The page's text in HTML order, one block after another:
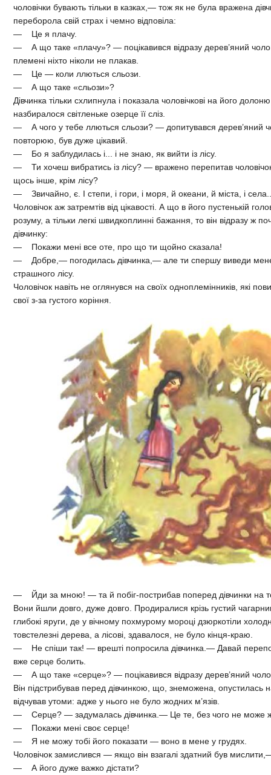
чоловічки бувають тільки в казках,— тож як не була вражена
переборола свій страх і чемно відповіла:
— Це я плачу.
— А що таке «плачу»? — поцікавився відразу дерев’яний
племені ніхто ніколи не плакав.
— Це — коли ллються сльози.
— А що таке «сльози»?
Дівчинка тільки схлипнула і показала чоловічкові на його
назбиралося світленьке озерце її сліз.
— А чого у тебе ллються сльози? — допитувався дерев’яний
повторюю, був дуже цікавий.
— Бо я заблудилась і... і не знаю, як вийти із лісу.
— Ти хочеш вибратись із лісу? — вражено перепитав
щось інше, крім лісу?
— Звичайно, є. І степи, і гори, і моря, й океани, й міста, і
Чоловічок аж затремтів від цікавості. А що в його пустенькій
розуму, а тільки легкі швидкоплинні бажання, то він відразу ж
дівчинку:
— Покажи мені все оте, про що ти щойно сказала!
— Добре,— погодилась дівчинка,— але ти спершу виведи
страшного лісу.
Чоловічок навіть не оглянувся на своїх одноплемінників, які
свої з-за густого коріння.
— Йди за мною! — та й побіг-пострибав поперед дівчинки на
Вони йшли довго, дуже довго. Продиралися крізь густий
глибокі яруги, де у вічному похмурому мороці дзюркотіли
товстелезні дерева, а лісові, здавалося, не було кінця-краю.
— Не спіши так! — врешті попросила дівчинка.— Давай
вже серце болить.
— А що таке «серце»? — поцікавився відразу дерев’яний
Він підстрибував перед дівчинкою, що, знеможена, опустилась
відчував утоми: адже у нього не було жодних м’язів.
— Серце? — задумалась дівчинка.— Це те, без чого не може
— Покажи мені своє серце!
— Я не можу тобі його показати — воно в мене у грудях.
Чоловічок замислився — якщо він взагалі здатний був
— А його дуже важко дістати?